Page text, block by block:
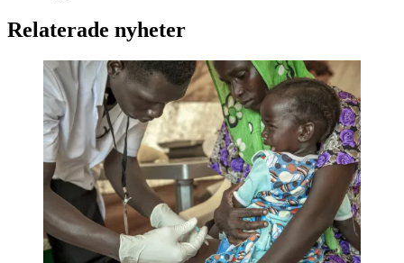
Relaterade nyheter